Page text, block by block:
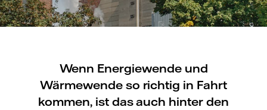
Wenn Energiewende und
Wärmewende so richtig in Fahrt
kommen, ist das auch hinter den